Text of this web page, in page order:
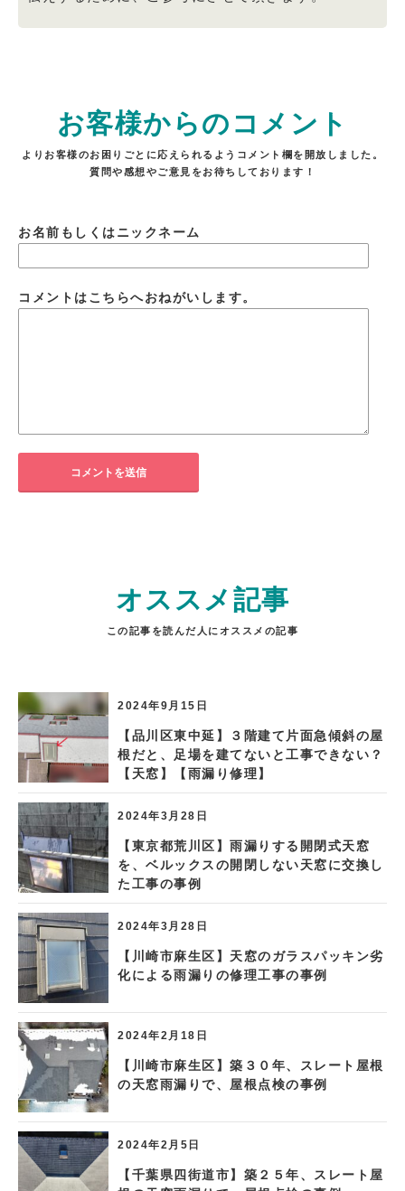
お客様からのコメント
よりお客様のお困りごとに応えられるようコメント欄を開放しました。
質問や感想やご意見をお待ちしております！
お名前もしくはニックネーム
コメントはこちらへおねがいします。
オススメ記事
この記事を読んだ人にオススメの記事
2024年9月15日
【品川区東中延】３階建て片面急傾斜の屋
根だと、足場を建てないと工事できない？
【天窓】【雨漏り修理】
2024年3月28日
【東京都荒川区】雨漏りする開閉式天窓
を、ベルックスの開閉しない天窓に交換し
た工事の事例
2024年3月28日
【川崎市麻生区】天窓のガラスパッキン劣
化による雨漏りの修理工事の事例
2024年2月18日
【川崎市麻生区】築３０年、スレート屋根
の天窓雨漏りで、屋根点検の事例
2024年2月5日
【千葉県四街道市】築２５年、スレート屋